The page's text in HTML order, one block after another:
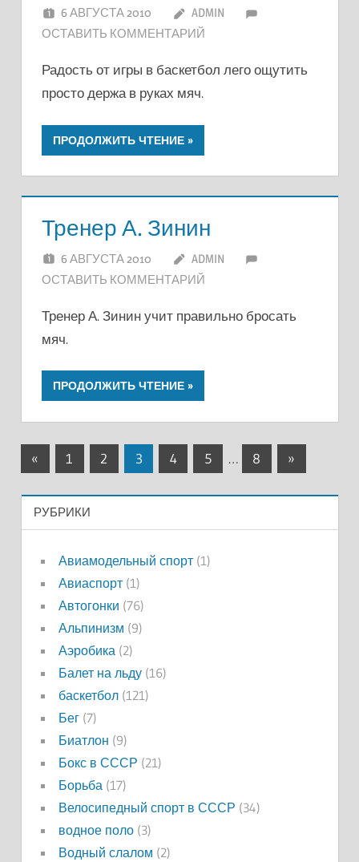
6 АВГУСТА 2010
ADMIN
ОСТАВИТЬ КОММЕНТАРИЙ
Радость от игры в баскетбол лего ощутить
просто держа в руках мяч.
ПРОДОЛЖИТЬ ЧТЕНИЕ
Тренер А. Зинин
6 АВГУСТА 2010
ADMIN
ОСТАВИТЬ КОММЕНТАРИЙ
Тренер А. Зинин учит правильно бросать
мяч.
ПРОДОЛЖИТЬ ЧТЕНИЕ
Пагинация
записей
« Предыдущие
1 2 3 4 5 … 8 »
РУБРИКИ
Авиамодельный спорт(1)
Авиаспорт(1)
Автогонки (76)
Альпинизм (9)
Аэробика(2)
Балет на льду(16)
баскетбол(121)
Бег(7)
Биатлон (9)
Бокс в СССР (21)
Борьба(17)
Велосипедный спорт в СССР (34)
водное поло(3)
Водный слалом (2)